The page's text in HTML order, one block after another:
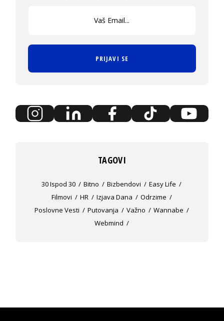
PRIJAVI SE
TAGOVI
30 Ispod 30 Bitno Bizbendovi
Easy Life
Filmovi
HR Izjava Dana
Odrzime
Poslovne Vesti
Putovanja Važno
Wannabe
Webmind